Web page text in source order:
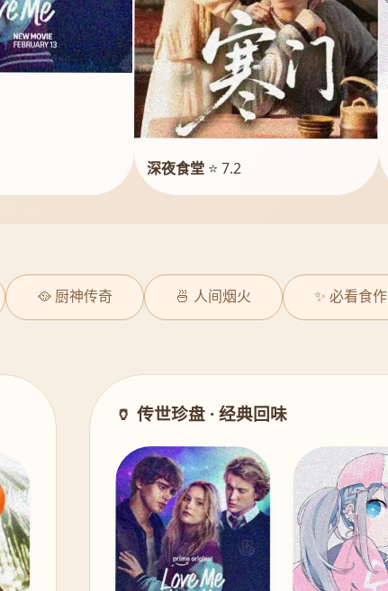
深夜食堂 ⭐ 7.2
🥘 厨神传奇 🍜 人间烟火 ✨ 必看食作
🏺 传世珍盘 · 经典回味